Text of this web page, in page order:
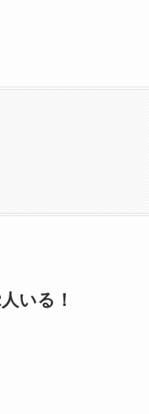
いる！